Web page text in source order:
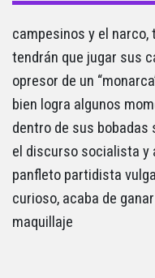
campesinos y el
tendrán que jugar sus
opresor de un
bien logra algunos
dentro de sus bobadas
el discurso socialista y
panfleto partidista
curioso, acaba de
maquillaje